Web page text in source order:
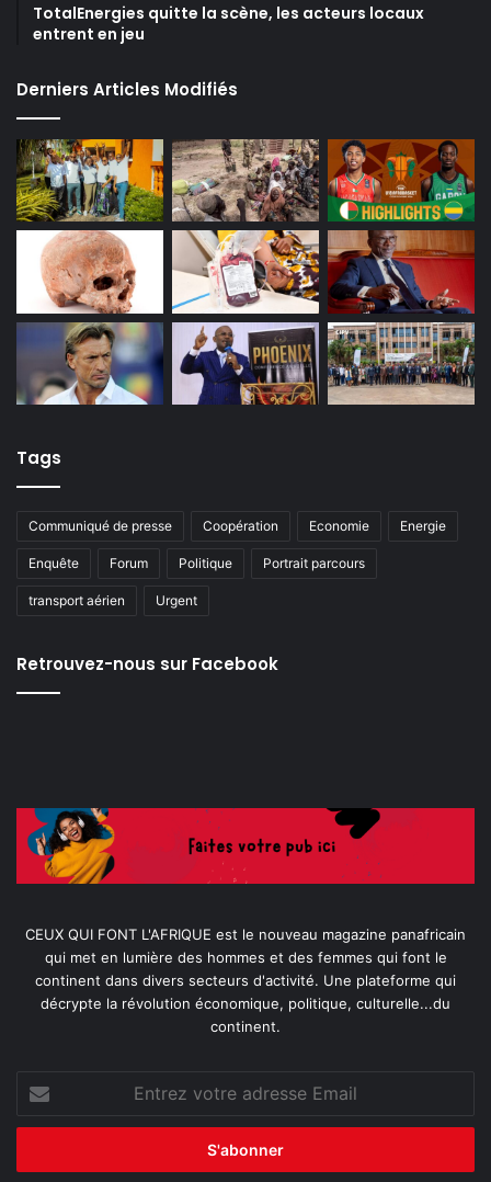
TotalEnergies quitte la scène, les acteurs locaux
entrent en jeu
Derniers Articles Modifiés
Tags
Communiqué de presse Coopération Economie Energie
Enquête Forum Politique Portrait parcours
transport aérien Urgent
Retrouvez-nous sur Facebook
CEUX QUI FONT L'AFRIQUE est le nouveau magazine panafricain
qui met en lumière des hommes et des femmes qui font le
continent dans divers secteurs d'activité. Une plateforme qui
décrypte la révolution économique, politique, culturelle...du
continent.
votre
adresse